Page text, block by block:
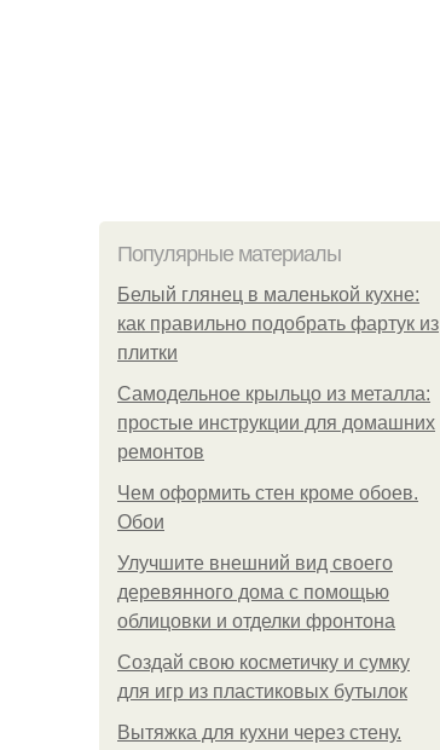
Популярные материалы
Белый глянец в маленькой кухне:
как правильно подобрать фартук из
плитки
Самодельное крыльцо из металла:
простые инструкции для домашних
ремонтов
Чем оформить стен кроме обоев.
Обои
Улучшите внешний вид своего
деревянного дома с помощью
облицовки и отделки фронтона
Создай свою косметичку и сумку
для игр из пластиковых бутылок
Вытяжка для кухни через стену.